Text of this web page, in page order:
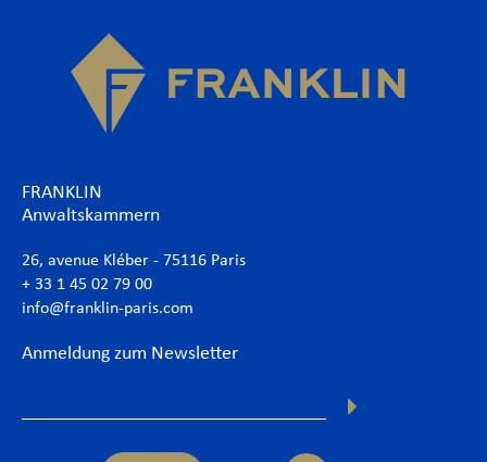
FRANKLIN
Anwaltskammern
26, avenue Kléber - 75116 Paris
+ 33 1 45 02 79 00
info@franklin-paris.com
Anmeldung zum Newsletter